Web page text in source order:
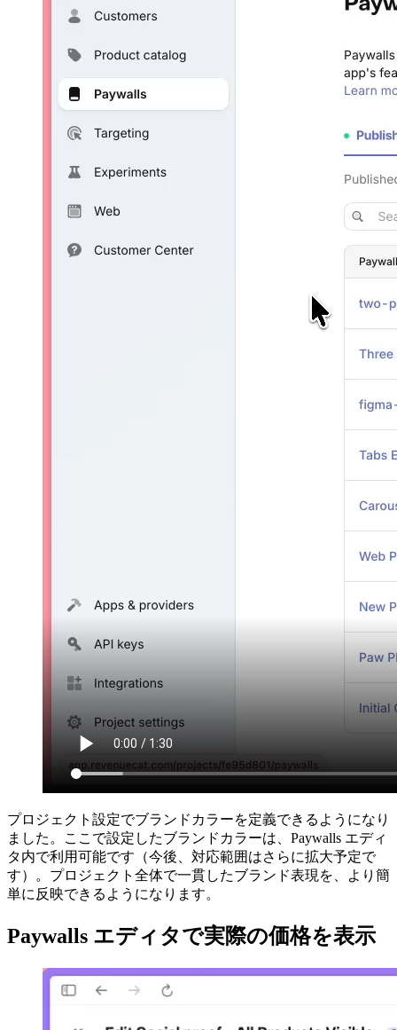
プロジェクト設定でブランドカラーを定義できるようになり
ました。ここで設定したブランドカラーは、Paywalls エディ
タ内で利用可能です（今後、対応範囲はさらに拡大予定で
す）。プロジェクト全体で一貫したブランド表現を、より簡
単に反映できるようになります。
Paywalls エディタで実際の価格を表示